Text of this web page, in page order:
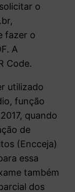
o
fazer o
A
Code.
utilizado
função
quando
de
(Encceja)
essa
também
dos